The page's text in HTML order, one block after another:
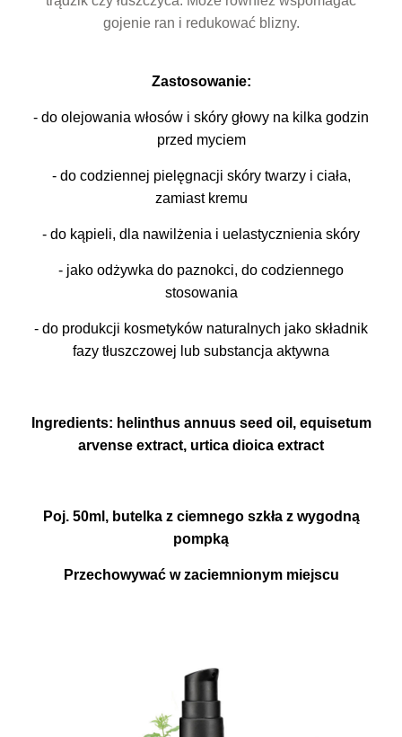
gojenie ran i redukować blizny.
Zastosowanie:
- do olejowania włosów i skóry głowy na kilka godzin
przed myciem
- do codziennej pielęgnacji skóry twarzy i ciała,
zamiast kremu
- do kąpieli, dla nawilżenia i uelastycznienia skóry
- jako odżywka do paznokci, do codziennego
stosowania
- do produkcji kosmetyków naturalnych jako składnik
fazy tłuszczowej lub substancja aktywna
Ingredients: helinthus annuus seed oil, equisetum
arvense extract, urtica dioica extract
Poj. 50ml, butelka z ciemnego szkła z wygodną
pompką
Przechowywać w zaciemnionym miejscu